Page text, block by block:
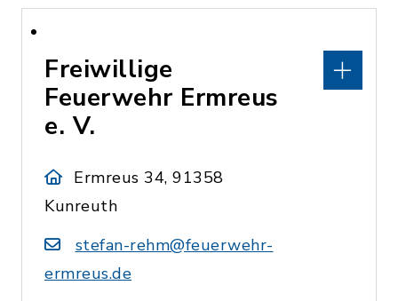
Freiwillige
Feuerwehr Ermreus
e. V.
Ermreus 34, 91358
Kunreuth
stefan-rehm@feuerwehr-
ermreus.de